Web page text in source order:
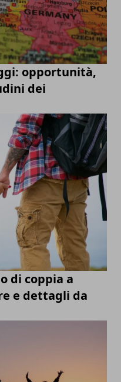
opportunità,
dei
di coppia a
e dettagli da